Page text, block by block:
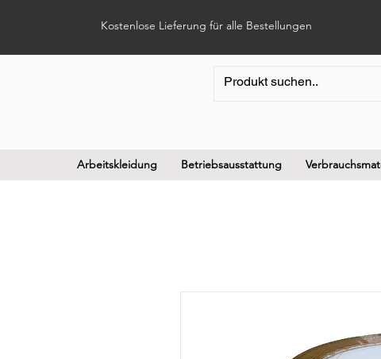
Kostenlose Lieferung für alle Bestellungen
Arbeitskleidung Betriebsausstattung